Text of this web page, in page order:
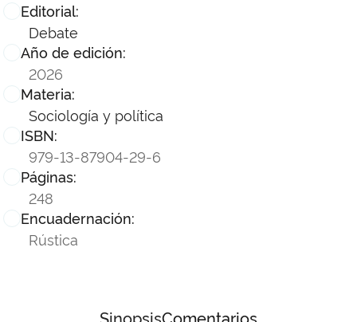
Editorial:
Debate
Año de edición:
2026
Materia:
Sociología y política
ISBN:
979-13-87904-29-6
Páginas:
248
Encuadernación:
Rústica
SinopsisComentarios